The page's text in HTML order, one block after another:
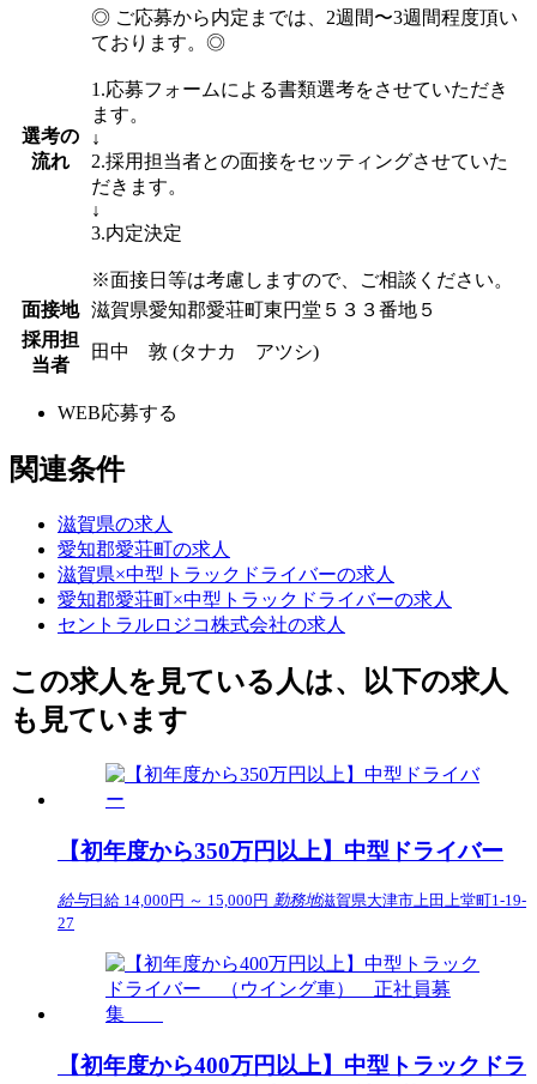
選考の
流れ
◎ ご応募から内定までは、2週間〜3週間程度頂い
ております。◎
1.応募フォームによる書類選考をさせていただき
ます。
↓
2.採用担当者との面接をセッティングさせていた
だきます。
↓
3.内定決定
※面接日等は考慮しますので、ご相談ください。
面接地
滋賀県愛知郡愛荘町東円堂５３３番地５
採用担
当者
田中 敦 (タナカ アツシ)
WEB応募する
関連条件
滋賀県の求人
愛知郡愛荘町の求人
滋賀県×中型トラックドライバーの求人
愛知郡愛荘町×中型トラックドライバーの求人
セントラルロジコ株式会社の求人
この求人を見ている人は、以下の求人
も見ています
【初年度から350万円以上】中型ドライバー
給与日給 14,000円 ～ 15,000円 勤務地滋賀県大津市上田上堂町1-19-
27
【初年度から400万円以上】中型トラックドラ